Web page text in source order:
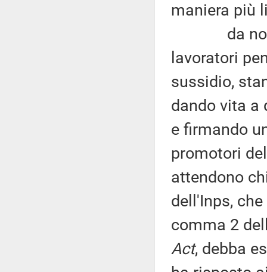
maniera più
da notizie
lavoratori
sussidio,
dando vita
e firmando
promotori
attendono
dell'Inps,
comma 2
Act, debba